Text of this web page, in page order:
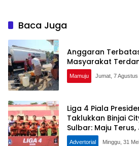
Baca Juga
Anggaran
Masyarakat
Mamuju Jumat, 7 Agustus
Liga 4 Piala
Taklukkan Binjai
Sulbar: Maju
Advertorial Minggu, 31